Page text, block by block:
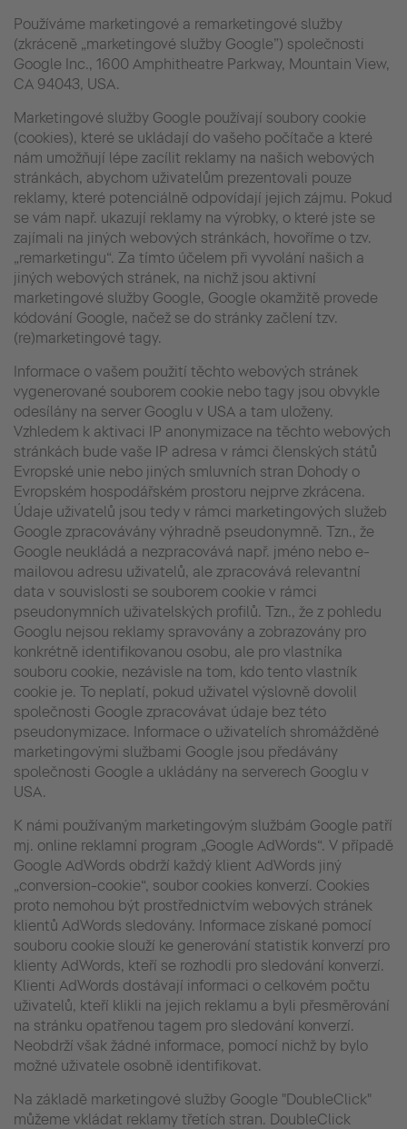
Používáme marketingové a remarketingové služby
(zkráceně „marketingové služby Google”) společnosti
Google Inc., 1600 Amphitheatre Parkway, Mountain View,
CA 94043, USA.
Marketingové služby Google používají soubory cookie
(cookies), které se ukládají do vašeho počítače a které
nám umožňují lépe zacílit reklamy na našich webových
stránkách, abychom uživatelům prezentovali pouze
reklamy, které potenciálně odpovídají jejich zájmu. Pokud
se vám např. ukazují reklamy na výrobky, o které jste se
zajímali na jiných webových stránkách, hovoříme o tzv.
„remarketingu“. Za tímto účelem při vyvolání našich a
jiných webových stránek, na nichž jsou aktivní
marketingové služby Google, Google okamžitě provede
kódování Google, načež se do stránky začlení tzv.
(re)marketingové tagy.
Informace o vašem použití těchto webových stránek
vygenerované souborem cookie nebo tagy jsou obvykle
odesílány na server Googlu v USA a tam uloženy.
Vzhledem k aktivaci IP anonymizace na těchto webových
stránkách bude vaše IP adresa v rámci členských států
Evropské unie nebo jiných smluvních stran Dohody o
Evropském hospodářském prostoru nejprve zkrácena.
Údaje uživatelů jsou tedy v rámci marketingových služeb
Google zpracovávány výhradně pseudonymně. Tzn., že
Google neukládá a nezpracovává např. jméno nebo e-
mailovou adresu uživatelů, ale zpracovává relevantní
data v souvislosti se souborem cookie v rámci
pseudonymních uživatelských profilů. Tzn., že z pohledu
Googlu nejsou reklamy spravovány a zobrazovány pro
konkrétně identifikovanou osobu, ale pro vlastníka
souboru cookie, nezávisle na tom, kdo tento vlastník
cookie je. To neplatí, pokud uživatel výslovně dovolil
společnosti Google zpracovávat údaje bez této
pseudonymizace. Informace o uživatelích shromážděné
marketingovými službami Google jsou předávány
společnosti Google a ukládány na serverech Googlu v
USA.
K námi používaným marketingovým službám Google patří
mj. online reklamní program „Google AdWords“. V případě
Google AdWords obdrží každý klient AdWords jiný
„conversion-cookie“, soubor cookies konverzí. Cookies
proto nemohou být prostřednictvím webových stránek
klientů AdWords sledovány. Informace získané pomocí
souboru cookie slouží ke generování statistik konverzí pro
klienty AdWords, kteří se rozhodli pro sledování konverzí.
Klienti AdWords dostávají informaci o celkovém počtu
uživatelů, kteří klikli na jejich reklamu a byli přesměrování
na stránku opatřenou tagem pro sledování konverzí.
Neobdrží však žádné informace, pomocí nichž by bylo
možné uživatele osobně identifikovat.
Na základě marketingové služby Google "DoubleClick"
můžeme vkládat reklamy třetích stran. DoubleClick